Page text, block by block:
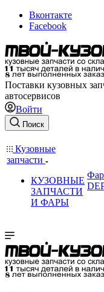
Вконтакте
Facebook
Поставки кузовных
автосервисов
Войти
Поиск
Кузовные
запчасти
КУЗОВНЫЕ
ЗАПЧАСТИ
И ФАРЫ